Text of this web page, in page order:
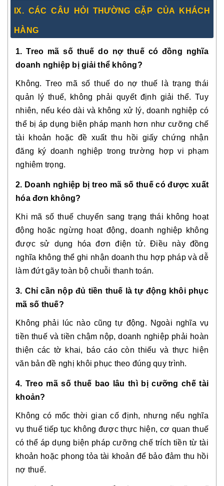
IX. CÁC CÂU HỎI THƯỜNG GẶP CỦA KHÁCH
HÀNG
1. Treo mã số thuế do nợ thuế có đồng nghĩa
doanh nghiệp bị giải thể không?
Không. Treo mã số thuế do nợ thuế là trạng thái
quản lý thuế, không phải quyết định giải thể. Tuy
nhiên, nếu kéo dài và không xử lý, doanh nghiệp có
thể bị áp dụng biện pháp mạnh hơn như cưỡng chế
tài khoản hoặc đề xuất thu hồi giấy chứng nhận
đăng ký doanh nghiệp trong trường hợp vi phạm
nghiêm trọng.
2. Doanh nghiệp bị treo mã số thuế có được xuất
hóa đơn không?
Khi mã số thuế chuyển sang trạng thái không hoạt
động hoặc ngừng hoạt động, doanh nghiệp không
được sử dụng hóa đơn điện tử. Điều này đồng
nghĩa không thể ghi nhận doanh thu hợp pháp và dễ
làm đứt gãy toàn bộ chuỗi thanh toán.
3. Chỉ cần nộp đủ tiền thuế là tự động khôi phục
mã số thuế?
Không phải lúc nào cũng tự động. Ngoài nghĩa vụ
tiền thuế và tiền chậm nộp, doanh nghiệp phải hoàn
thiện các tờ khai, báo cáo còn thiếu và thực hiện
văn bản đề nghị khôi phục theo đúng quy trình.
4. Treo mã số thuế bao lâu thì bị cưỡng chế tài
khoản?
Không có mốc thời gian cố định, nhưng nếu nghĩa
vụ thuế tiếp tục không được thực hiện, cơ quan thuế
có thể áp dụng biện pháp cưỡng chế trích tiền từ tài
khoản hoặc phong tỏa tài khoản để bảo đảm thu hồi
nợ thuế.